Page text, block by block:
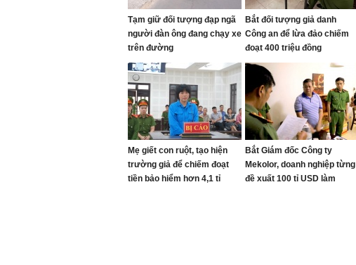
Tạm giữ đối tượng đạp ngã
người đàn ông đang chạy xe
trên đường
Bắt đối tượng giả danh
Công an để lừa đảo chiếm
đoạt 400 triệu đồng
Mẹ giết con ruột, tạo hiện
trường giả để chiếm đoạt
tiền bảo hiểm hơn 4,1 tỉ
Bắt Giám đốc Công ty
Mekolor, doanh nghiệp từng
đề xuất 100 tỉ USD làm